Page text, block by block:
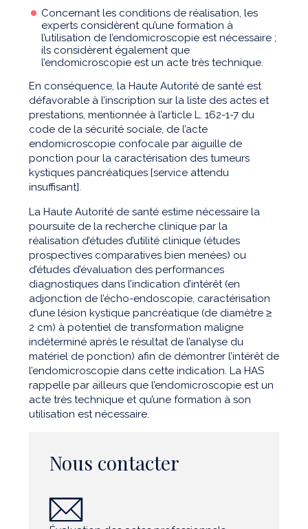
Concernant les conditions de réalisation, les
experts considèrent qu’une formation à
l’utilisation de l’endomicroscopie est nécessaire ;
ils considèrent également que
l’endomicroscopie est un acte très technique.
En conséquence, la Haute Autorité de santé est
défavorable à l’inscription sur la liste des actes et
prestations, mentionnée à l’article L. 162-1-7 du
code de la sécurité sociale, de l’acte
endomicroscopie confocale par aiguille de
ponction pour la caractérisation des tumeurs
kystiques pancréatiques [service attendu
insuffisant].
La Haute Autorité de santé estime nécessaire la
poursuite de la recherche clinique par la
réalisation d’études d’utilité clinique (études
prospectives comparatives bien menées) ou
d’études d’évaluation des performances
diagnostiques dans l’indication d’intérêt (en
adjonction de l’écho-endoscopie, caractérisation
d’une lésion kystique pancréatique (de diamètre ≥
2 cm) à potentiel de transformation maligne
indéterminé après le résultat de l’analyse du
matériel de ponction) afin de démontrer l’intérêt de
l’endomicroscopie dans cette indication. La HAS
rappelle par ailleurs que l’endomicroscopie est un
acte très technique et qu’une formation à son
utilisation est nécessaire.
Nous contacter